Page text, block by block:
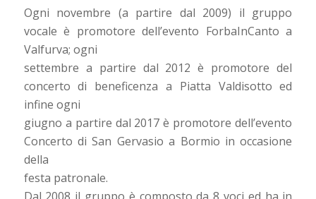
Ogni novembre (a partire dal 2009) il gruppo
vocale è promotore dell’evento ForbaInCanto a
Valfurva; ogni
settembre a partire dal 2012 è promotore del
concerto di beneficenza a Piatta Valdisotto ed
infine ogni
giugno a partire dal 2017 è promotore dell’evento
Concerto di San Gervasio a Bormio in occasione
della
festa patronale.
Dal 2008 il gruppo è composto da 8 voci ed ha in